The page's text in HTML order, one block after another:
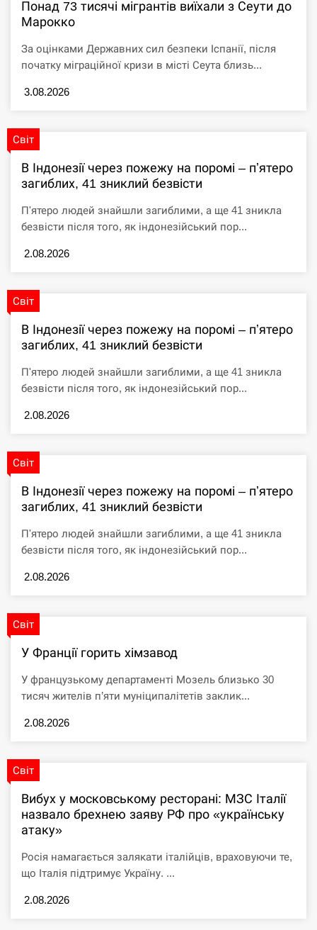
СЕРПЕНЬ
02:53
Металлургия может не выдержать: в GMK Center
назвали кризисные факторы…
СЕРПЕНЬ
02:53
СЕРПЕНЬ
02:40
поранених українських військових
СЕРПЕНЬ
02:30
СЕРПЕНЬ
02:23
хлеб от…
СЕРПЕНЬ
02:08
СЕРПЕНЬ
02:08
загиблих збільшилася до п’яти
СЕРПЕНЬ
02:08
Вибух у московському ресторані: кількість
загиблих збільшилася до п’яти
СЕРПЕНЬ
02:08
СЕРПЕНЬ
командира “Хартії” Оболєнського
Понад 73 тисячі мігрантів виїхали з Сеути до
Марокко
За оцінками Державних сил безпеки Іспанії, після
початку міграційної кризи в місті Сеута близь...
3.08.2026
Світ
В Індонезії через пожежу на поромі – пʼятеро
загиблих, 41 зниклий безвісти
П'ятеро людей знайшли загиблими, а ще 41 зникла
безвісти після того, як індонезійський пор...
2.08.2026
Світ
В Індонезії через пожежу на поромі – пʼятеро
загиблих, 41 зниклий безвісти
П'ятеро людей знайшли загиблими, а ще 41 зникла
безвісти після того, як індонезійський пор...
2.08.2026
Світ
В Індонезії через пожежу на поромі – пʼятеро
загиблих, 41 зниклий безвісти
П'ятеро людей знайшли загиблими, а ще 41 зникла
безвісти після того, як індонезійський пор...
2.08.2026
Світ
У Франції горить хімзавод
У французькому департаменті Мозель близько 30
тисяч жителів п’яти муніципалітетів заклик...
2.08.2026
Світ
Вибух у московському ресторані: МЗС Італії
назвало брехнею заяву РФ про «українську
атаку»
Росія намагається залякати італійців, враховуючи те,
що Італія підтримує Україну. ...
2.08.2026